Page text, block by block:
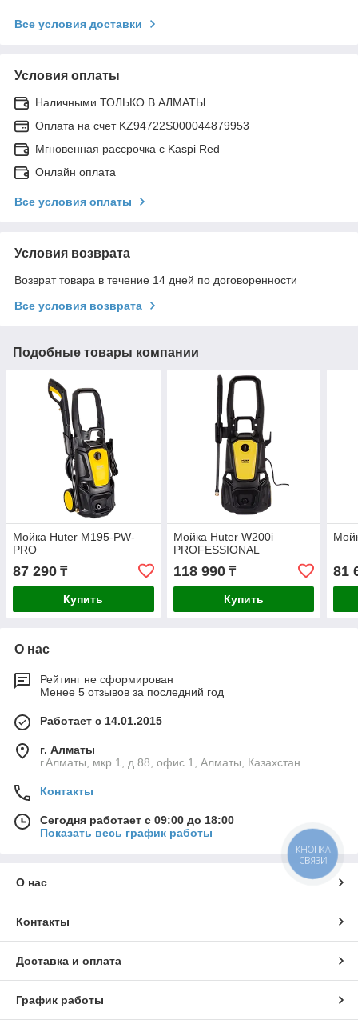
Все условия доставки
Условия оплаты
Наличными ТОЛЬКО В АЛМАТЫ
Оплата на счет KZ94722S000044879953
Мгновенная рассрочка с Kaspi Red
Онлайн оплата
Все условия оплаты
Условия возврата
Возврат товара в течение 14 дней по договоренности
Все условия возврата
Подобные товары компании
Мойка Huter M195-PW-
PRO
87 290 ₸
Купить
Мойка Huter W200i
PROFESSIONAL
118 990₸
Купить
81
О нас
Рейтинг не сформирован
Менее 5 отзывов за последний год
Работает с 14.01.2015
г. Алматы
г.Алматы, мкр.1, д.88, офис 1, Алматы, Казахстан
Контакты
Сегодня работает с 09:00 до 18:00
Показать весь график работы
О нас
Контакты
Доставка и оплата
График работы
КНОПКА
СВЯЗИ